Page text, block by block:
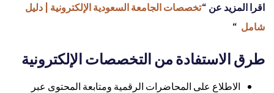
اقرا المزيد عن “تخصصات الجامعة السعودية الإلكترونية | دليل
شامل“
طرق الاستفادة من التخصصات الإلكترونية
الاطلاع على المحاضرات الرقمية ومتابعة المحتوى عبر